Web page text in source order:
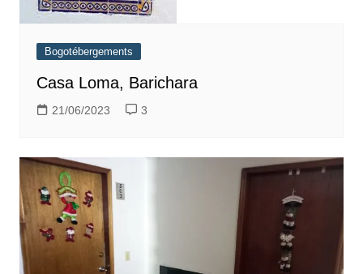
Bogotébergements
Casa Loma, Barichara
21/06/2023 3